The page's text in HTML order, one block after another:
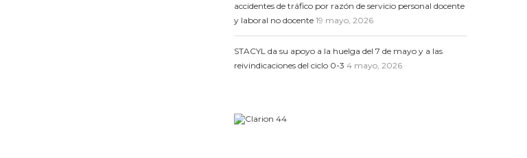
accidentes de tráfico por razón de servicio personal docente
y laboral no docente 19 mayo, 2026
STACYL da su apoyo a la huelga del 7 de mayo y a las
reivindicaciones del ciclo 0-3 4 mayo, 2026